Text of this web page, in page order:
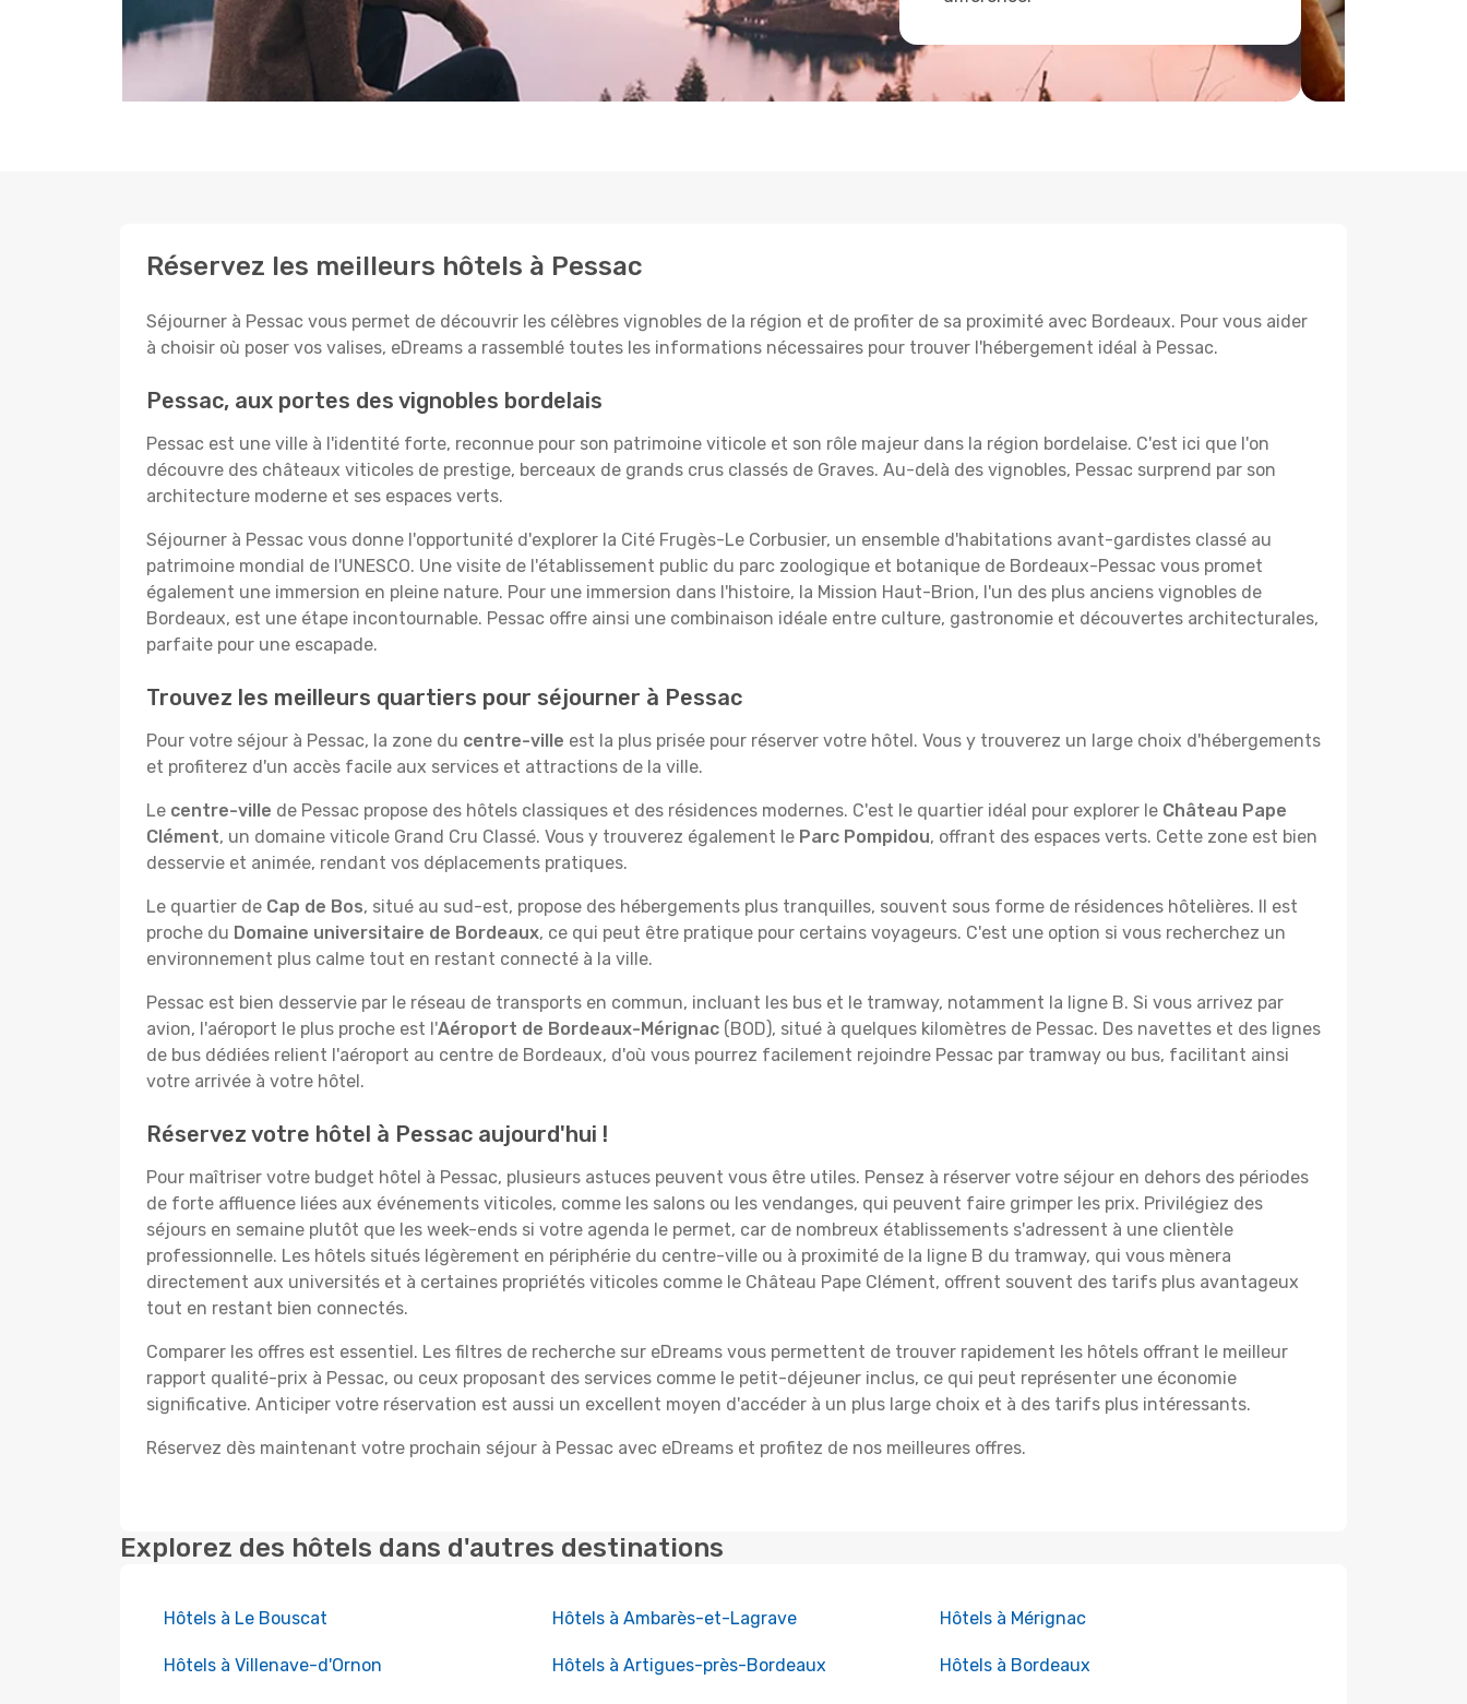
Réservez les meilleurs hôtels à Pessac
Séjourner à Pessac vous permet de découvrir les célèbres vignobles de la région et de profiter de sa proximité avec Bordeaux. Pour vous aider
à choisir où poser vos valises, eDreams a rassemblé toutes les informations nécessaires pour trouver l'hébergement idéal à Pessac.
Pessac, aux portes des vignobles bordelais
Pessac est une ville à l'identité forte, reconnue pour son patrimoine viticole et son rôle majeur dans la région bordelaise. C'est ici que l'on
découvre des châteaux viticoles de prestige, berceaux de grands crus classés de Graves. Au-delà des vignobles, Pessac surprend par son
architecture moderne et ses espaces verts.
Séjourner à Pessac vous donne l'opportunité d'explorer la Cité Frugès-Le Corbusier, un ensemble d'habitations avant-gardistes classé au
patrimoine mondial de l'UNESCO. Une visite de l'établissement public du parc zoologique et botanique de Bordeaux-Pessac vous promet
également une immersion en pleine nature. Pour une immersion dans l'histoire, la Mission Haut-Brion, l'un des plus anciens vignobles de
Bordeaux, est une étape incontournable. Pessac offre ainsi une combinaison idéale entre culture, gastronomie et découvertes architecturales,
parfaite pour une escapade.
Trouvez les meilleurs quartiers pour séjourner à Pessac
Pour votre séjour à Pessac, la zone du centre-ville est la plus prisée pour réserver votre hôtel. Vous y trouverez un large choix d'hébergements
et profiterez d'un accès facile aux services et attractions de la ville.
Le centre-ville de Pessac propose des hôtels classiques et des résidences modernes. C'est le quartier idéal pour explorer le Château Pape
Clément, un domaine viticole Grand Cru Classé. Vous y trouverez également le Parc Pompidou, offrant des espaces verts. Cette zone est bien
desservie et animée, rendant vos déplacements pratiques.
Le quartier de Cap de Bos, situé au sud-est, propose des hébergements plus tranquilles, souvent sous forme de résidences hôtelières. Il est
proche du Domaine universitaire de Bordeaux, ce qui peut être pratique pour certains voyageurs. C'est une option si vous recherchez un
environnement plus calme tout en restant connecté à la ville.
Pessac est bien desservie par le réseau de transports en commun, incluant les bus et le tramway, notamment la ligne B. Si vous arrivez par
avion, l'aéroport le plus proche est l'Aéroport de Bordeaux-Mérignac (BOD), situé à quelques kilomètres de Pessac. Des navettes et des lignes
de bus dédiées relient l'aéroport au centre de Bordeaux, d'où vous pourrez facilement rejoindre Pessac par tramway ou bus, facilitant ainsi
votre arrivée à votre hôtel.
Réservez votre hôtel à Pessac aujourd'hui !
Pour maîtriser votre budget hôtel à Pessac, plusieurs astuces peuvent vous être utiles. Pensez à réserver votre séjour en dehors des périodes
de forte affluence liées aux événements viticoles, comme les salons ou les vendanges, qui peuvent faire grimper les prix. Privilégiez des
séjours en semaine plutôt que les week-ends si votre agenda le permet, car de nombreux établissements s'adressent à une clientèle
professionnelle. Les hôtels situés légèrement en périphérie du centre-ville ou à proximité de la ligne B du tramway, qui vous mènera
directement aux universités et à certaines propriétés viticoles comme le Château Pape Clément, offrent souvent des tarifs plus avantageux
tout en restant bien connectés.
Comparer les offres est essentiel. Les filtres de recherche sur eDreams vous permettent de trouver rapidement les hôtels offrant le meilleur
rapport qualité-prix à Pessac, ou ceux proposant des services comme le petit-déjeuner inclus, ce qui peut représenter une économie
significative. Anticiper votre réservation est aussi un excellent moyen d'accéder à un plus large choix et à des tarifs plus intéressants.
Réservez dès maintenant votre prochain séjour à Pessac avec eDreams et profitez de nos meilleures offres.
Explorez des hôtels dans d'autres destinations
Hôtels à Le Bouscat Hôtels à Ambarès-et-Lagrave Hôtels à Mérignac
Hôtels à Villenave-d'Ornon Hôtels à Artigues-près-Bordeaux Hôtels à Bordeaux